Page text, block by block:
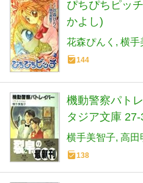
ぴちぴちピッ
かよし)
花森ぴんく 横手
144
機動警察パト
タジア文庫 27-
横手美智子 高田
138